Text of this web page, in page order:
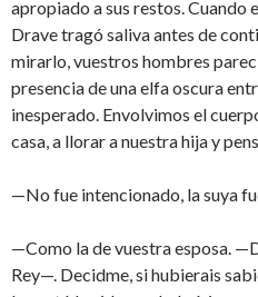
apropiado a sus restos.
Drave tragó saliva antes de
mirarlo, vuestros hombres
presencia de una elfa oscura
inesperado. Envolvimos el
casa, a llorar a nuestra hija y
—No fue intencionado, la suya
—Como la de vuestra esposa.
Rey—. Decidme, si hubierais